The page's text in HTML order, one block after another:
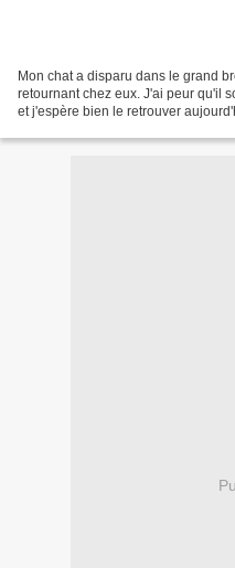
Mon chat a disparu dans le grand
retournant chez eux. J'ai peur qu'il
et j'espère bien le retrouver